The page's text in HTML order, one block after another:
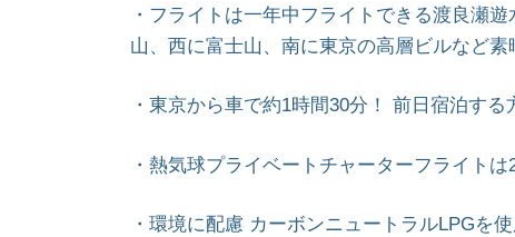
・フライトは一年中フライトできる渡良瀬
山、西に富士山、南に東京の高層ビルなど素
・東京から車で約1時間30分！ 前日宿泊す
・熱気球プライベートチャーターフライトは
・環境に配慮 カーボンニュートラルLPGを使